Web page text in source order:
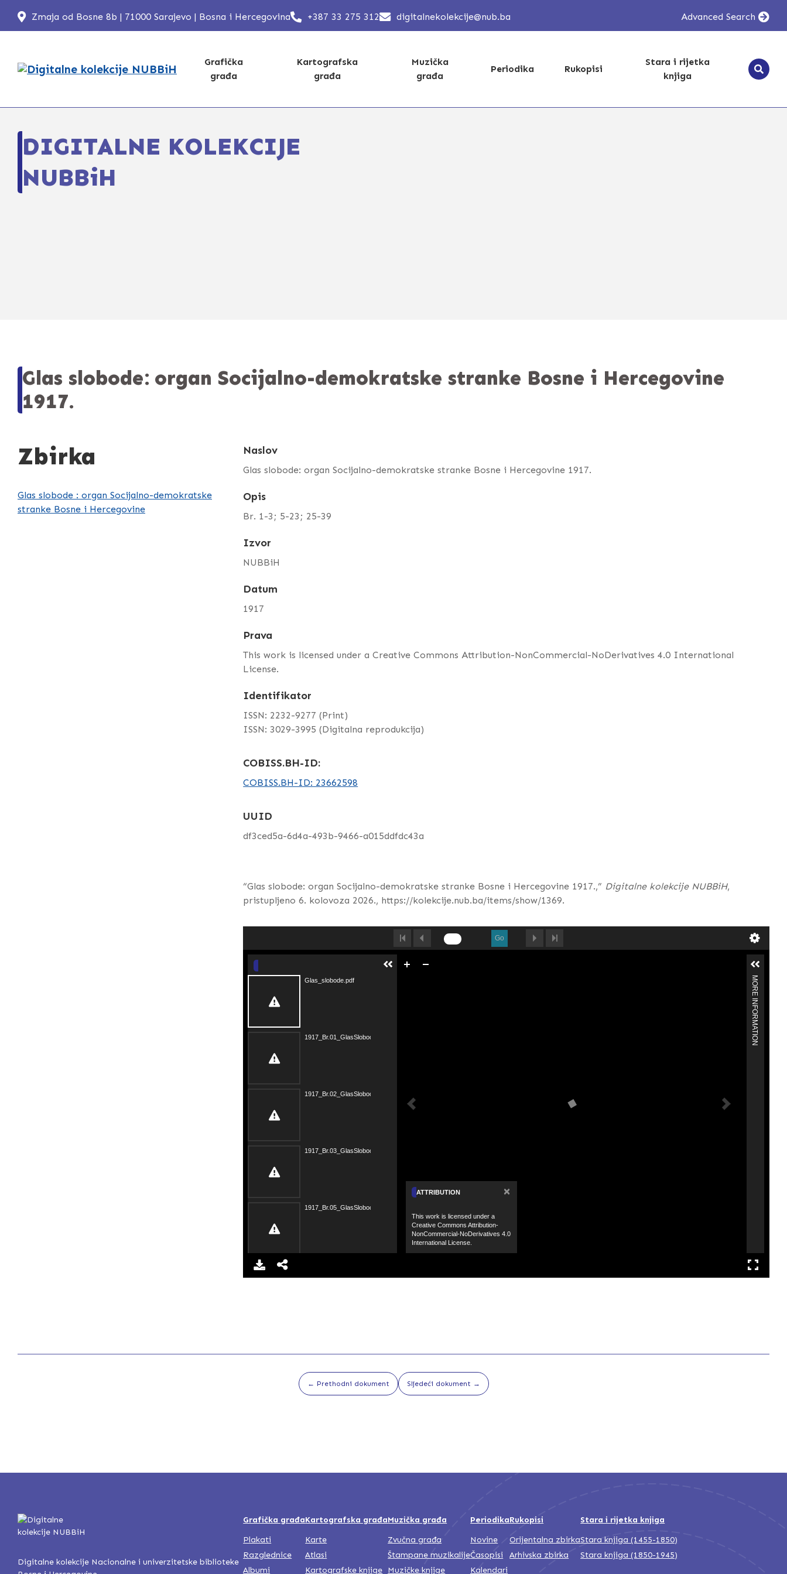
Zmaja od Bosne 8b | 71000 Sarajevo | Bosna i Hercegovina +387 33 275 312 digitalnekolekcije@nub.ba Advanced Search
Grafička
građa
Kartografska
građa
Muzička
građa
Periodika Rukopisi
Stara i rijetka
knjiga
DIGITALNE KOLEKCIJE
NUBBiH
Glas slobode: organ Socijalno-demokratske stranke Bosne i Hercegovine
1917.
Zbirka
Glas slobode : organ Socijalno-demokratske
stranke Bosne i Hercegovine
Naslov
Glas slobode: organ Socijalno-demokratske stranke Bosne i Hercegovine 1917.
Opis
Br. 1-3; 5-23; 25-39
Izvor
NUBBiH
Datum
1917
Prava
This work is licensed under a Creative Commons Attribution-NonCommercial-NoDerivatives 4.0 International
License.
Identifikator
ISSN: 2232-9277 (Print)
ISSN: 3029-3995 (Digitalna reprodukcija)
COBISS.BH-ID:
COBISS.BH-ID: 23662598
UUID
df3ced5a-6d4a-493b-9466-a015ddfdc43a
“Glas slobode: organ Socijalno-demokratske stranke Bosne i Hercegovine 1917.,” Digitalne kolekcije NUBBiH,
pristupljeno 6. kolovoza 2026., https://kolekcije.nub.ba/items/show/1369.
Go
ATTRIBUTION ×
This work is licensed under a
Creative Commons Attribution-
NonCommercial-NoDerivatives 4.0
International License.
Glas_slobode.pdf
1917_Br.01_GlasSlobode.pdf
1917_Br.02_GlasSlobode.pdf
1917_Br.03_GlasSlobode.pdf
1917_Br.05_GlasSlobode.pdf
MORE INFORMATION
← Prethodni dokument Sljedeći dokument →
Digitalne kolekcije Nacionalne i univerzitetske biblioteke
Grafička građa
Plakati
Razglednice
Albumi
Kartografska građa
Karte
Atlasi
Kartografske knjige
Muzička građa
Zvučna građa
Štampane muzikalije
Muzičke knjige
Periodika
Novine
Časopisi
Kalendari
Rukopisi
Orijentalna zbirka
Arhivska zbirka
Stara i rijetka knjiga
Stara knjiga (1455-1850)
Stara knjiga (1850-1945)